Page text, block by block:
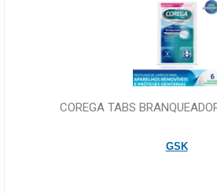
COREGA TABS
GSK